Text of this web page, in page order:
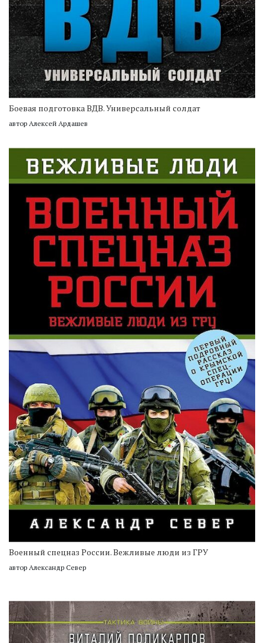
Боевая подготовка ВДВ. Универсальный солдат
автор Алексей Ардашев
Военный спецназ России. Вежливые люди из ГРУ
автор Александр Север